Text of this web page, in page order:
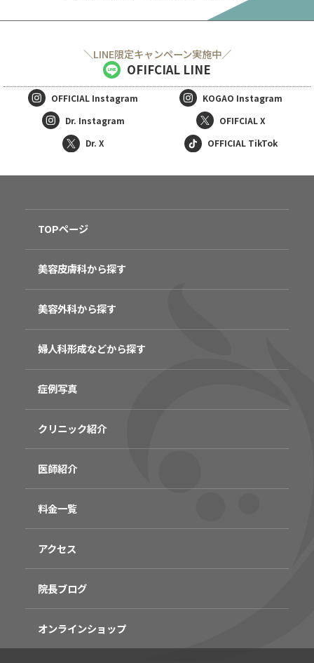
＼LINE限定キャンペーン実施中／
OFIFCIAL LINE
OFFICIAL Instagram KOGAO Instagram
Dr. Instagram
OFIFCIAL X
Dr. X
OFFICIAL TikTok
TOPページ
美容皮膚科から探す
美容外科から探す
婦人科形成などから探す
症例写真
クリニック紹介
医師紹介
料金一覧
アクセス
院長ブログ
オンラインショップ